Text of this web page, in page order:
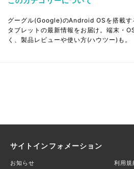
グーグル(Google)のAndroid OSを搭載す
タブレットの最新情報をお届け。端末・
く、製品レビューや使い方(ハウツー)も。
サイトインフォメーション
お知らせ 利用規